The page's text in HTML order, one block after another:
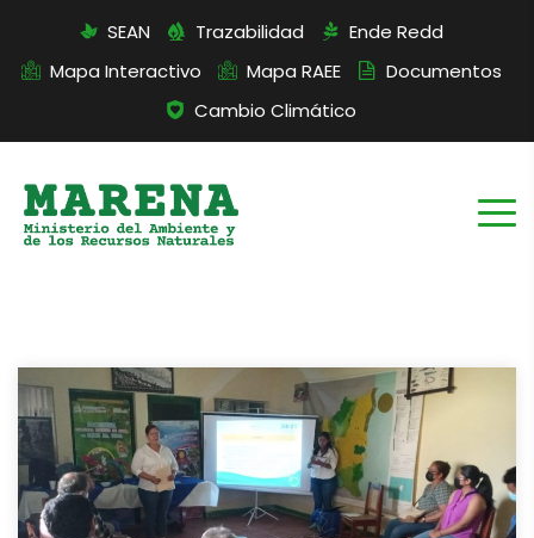
SEAN Trazabilidad
Ende Redd
Mapa Interactivo
Mapa RAEE
Documentos
Cambio Climático